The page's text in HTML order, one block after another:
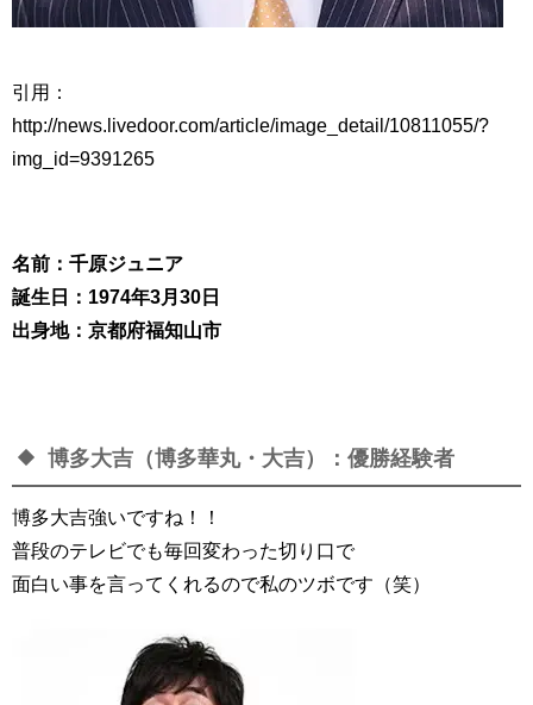
引用：
http://news.livedoor.com/article/image_detail/10811055/?
img_id=9391265
名前：千原ジュニア
誕生日：1974年3月30日
出身地：京都府福知山市
博多大吉（博多華丸・大吉）：優勝経験者
博多大吉強いですね！！
普段のテレビでも毎回変わった切り口で
面白い事を言ってくれるので私のツボです（笑）